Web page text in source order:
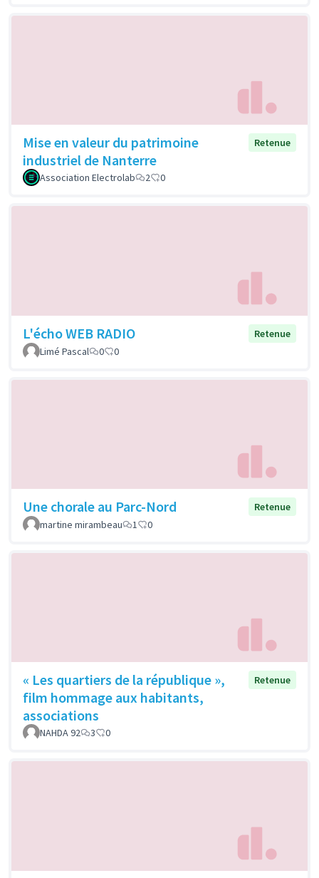
Mise en valeur du patrimoine
industriel de Nanterre
Retenue
Association Electrolab 2 0
L'écho WEB RADIO
Retenue
Limé Pascal
0 0
Une chorale au Parc-Nord
Retenue
martine mirambeau
1 0
« Les quartiers de la république »,
film hommage aux habitants,
associations
Retenue
NAHDA 92 3 0